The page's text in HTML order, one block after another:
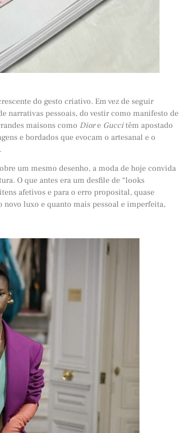
do gesto criativo. Em vez de seguir
narrativas pessoais, do vestir como manifesto de
maisons como Diore Guccitêm apostado
e bordados que evocam o artesanal e o
um mesmo desenho, a moda de hoje convida
O que antes era um desfile de “looks
afetivos e para o erro proposital, quase
luxo e quanto mais pessoal e imperfeita,